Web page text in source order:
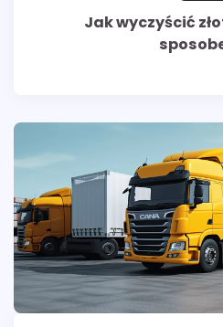
Jak wyczyścić